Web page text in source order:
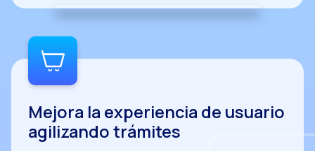
Mejora la experiencia de usuario
agilizando trámites